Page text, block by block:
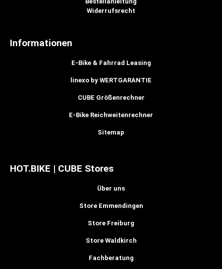
Widerrufsrecht
Informationen
E-Bike & Fahrrad Leasing
linexo by WERTGARANTIE
CUBE Größenrechner
E-Bike Reichweitenrechner
Sitemap
HOT.BIKE | CUBE Stores
Über uns
Store Emmendingen
Store Freiburg
Store Waldkirch
Fachberatung